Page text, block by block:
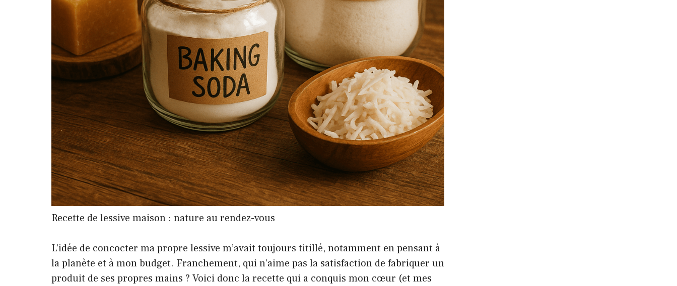
Recette de lessive maison : nature au rendez-vous
L’idée de concocter ma propre lessive m’avait toujours titillé, notamment en pensant à
la planète et à mon budget. Franchement, qui n’aime pas la satisfaction de fabriquer un
produit de ses propres mains ? Voici donc la recette qui a conquis mon cœur (et mes